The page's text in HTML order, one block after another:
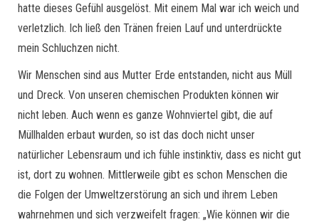
hatte dieses Gefühl ausgelöst. Mit einem Mal war ich weich und
verletzlich. Ich ließ den Tränen freien Lauf und unterdrückte
mein Schluchzen nicht.
Wir Menschen sind aus Mutter Erde entstanden, nicht aus Müll
und Dreck. Von unseren chemischen Produkten können wir
nicht leben. Auch wenn es ganze Wohnviertel gibt, die auf
Müllhalden erbaut wurden, so ist das doch nicht unser
natürlicher Lebensraum und ich fühle instinktiv, dass es nicht gut
ist, dort zu wohnen. Mittlerweile gibt es schon Menschen die
die Folgen der Umweltzerstörung an sich und ihrem Leben
wahrnehmen und sich verzweifelt fragen: „Wie können wir die